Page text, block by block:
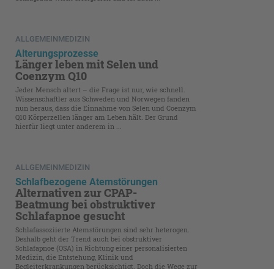
ALLGEMEINMEDIZIN
Alterungsprozesse
Länger leben mit Selen und
Coenzym Q10
Jeder Mensch altert – die Frage ist nur, wie schnell.
Wissenschaftler aus Schweden und Norwegen fanden
nun heraus, dass die Einnahme von Selen und Coenzym
Q10 Körperzellen länger am Leben hält. Der Grund
hierfür liegt unter anderem in ...
ALLGEMEINMEDIZIN
Schlafbezogene Atemstörungen
Alternativen zur CPAP-
Beatmung bei obstruktiver
Schlafapnoe gesucht
Schlafassoziierte Atemstörungen sind sehr heterogen.
Deshalb geht der Trend auch bei obstruktiver
Schlafapnoe (OSA) in Richtung einer personalisierten
Medizin, die Entstehung, Klinik und
Begleiterkrankungen berücksichtigt. Doch die Wege zur